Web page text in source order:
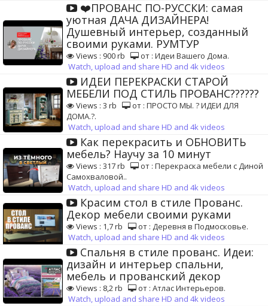
❤️ПРОВАНС ПО-РУССКИ: самая
уютная ДАЧА ДИЗАЙНЕРА!
Душевный интерьер, созданный
своими руками. РУМТУР
Views : 900 rb
от : Идеи Вашего Дома.
Watch, upload and share HD and 4k videos
ИДЕИ ПЕРЕКРАСКИ СТАРОЙ
МЕБЕЛИ ПОД СТИЛЬ ПРОВАНС??????
Views : 3 rb
от : ПРОСТО МЫ. ? ИДЕИ ДЛЯ
ДОМА.?.
Watch, upload and share HD and 4k videos
Как перекрасить и ОБНОВИТЬ
мебель? Научу за 10 минут
Views : 317 rb
от : Перекраска мебели с Диной
Самохваловой..
Watch, upload and share HD and 4k videos
Красим стол в стиле Прованс.
Декор мебели своими руками
Views : 1,7 rb
от : Деревня в Подмосковье.
Watch, upload and share HD and 4k videos
Спальня в стиле прованс. Идеи:
дизайн и интерьер спальни,
мебель и прованский декор
Views : 8,2 rb
от : Атлас Интерьеров.
Watch, upload and share HD and 4k videos